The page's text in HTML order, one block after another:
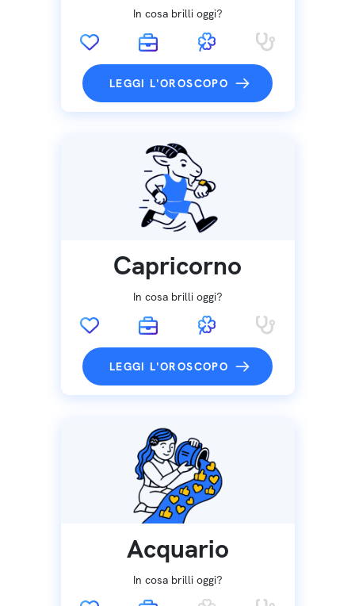
In cosa brilli oggi?
LEGGI L'OROSCOPO
Capricorno
In cosa brilli oggi?
LEGGI L'OROSCOPO
Acquario
In cosa brilli oggi?